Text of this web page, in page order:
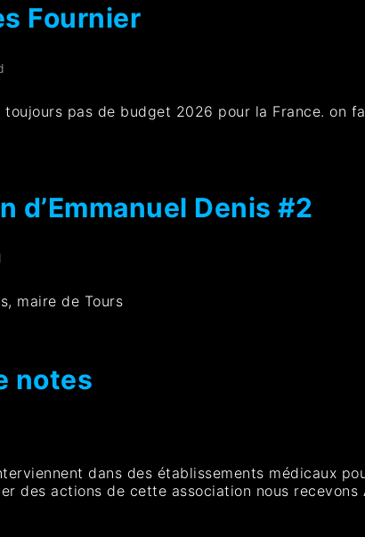
Fournier
pas de budget 2026 pour la France. on
d’Emmanuel Denis #2
maire de Tours
notes
dans des établissements médicaux
des actions de cette association nous recevons